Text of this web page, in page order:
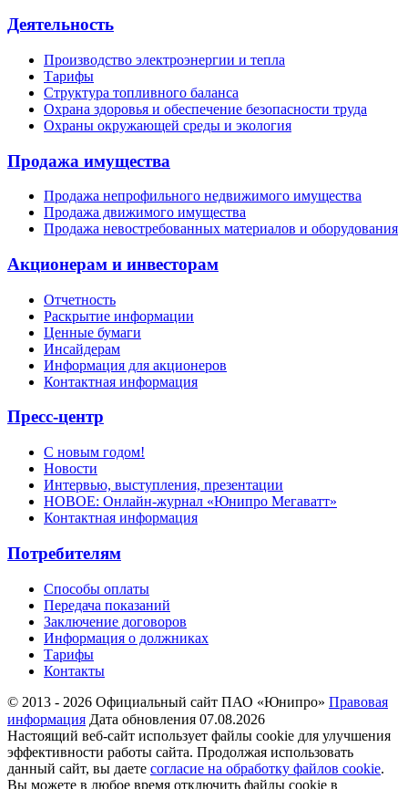
Деятельность
Производство электроэнергии и тепла
Тарифы
Структура топливного баланса
Охрана здоровья и обеспечение безопасности труда
Охраны окружающей среды и экология
Продажа имущества
Продажа непрофильного недвижимого имущества
Продажа движимого имущества
Продажа невостребованных материалов и оборудования
Акционерам и инвесторам
Отчетность
Раскрытие информации
Ценные бумаги
Инсайдерам
Информация для акционеров
Контактная информация
Пресс-центр
С новым годом!
Новости
Интервью, выступления, презентации
НОВОЕ: Онлайн-журнал «Юнипро Мегаватт»
Контактная информация
Потребителям
Способы оплаты
Передача показаний
Заключение договоров
Информация о должниках
Тарифы
Контакты
© 2013 - 2026 Официальный сайт ПАО «Юнипро» Правовая
информация Дата обновления 07.08.2026
Настоящий веб-сайт использует файлы cookie для улучшения
эффективности работы сайта. Продолжая использовать
данный сайт, вы даете согласие на обработку файлов cookie.
Вы можете в любое время отключить файлы cookie в